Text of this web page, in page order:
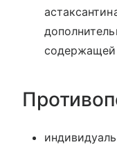
содержащей